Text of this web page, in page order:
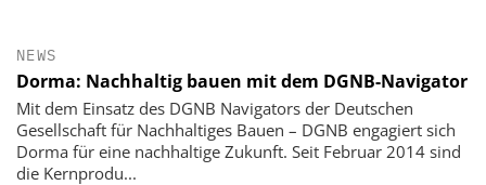
NEWS
Dorma: Nachhaltig bauen mit dem DGNB-Navigator
Mit dem Einsatz des DGNB Navigators der Deutschen
Gesellschaft für Nachhaltiges Bauen – DGNB engagiert sich
Dorma für eine nachhaltige Zukunft. Seit Februar 2014 sind
die Kernprodu...